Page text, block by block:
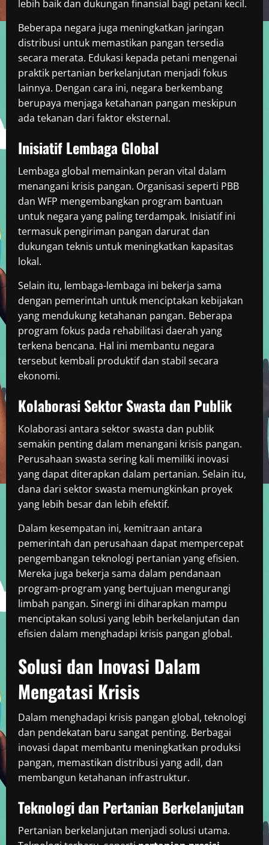
lebih baik dan dukungan finansial bagi petani kecil.
Beberapa negara juga meningkatkan jaringan
distribusi untuk memastikan pangan tersedia
secara merata. Edukasi kepada petani mengenai
praktik pertanian berkelanjutan menjadi fokus
lainnya. Dengan cara ini, negara berkembang
berupaya menjaga ketahanan pangan meskipun
ada tekanan dari faktor eksternal.
Inisiatif Lembaga Global
Lembaga global memainkan peran vital dalam
menangani krisis pangan. Organisasi seperti PBB
dan WFP mengembangkan program bantuan
untuk negara yang paling terdampak. Inisiatif ini
termasuk pengiriman pangan darurat dan
dukungan teknis untuk meningkatkan kapasitas
lokal.
Selain itu, lembaga-lembaga ini bekerja sama
dengan pemerintah untuk menciptakan kebijakan
yang mendukung ketahanan pangan. Beberapa
program fokus pada rehabilitasi daerah yang
terkena bencana. Hal ini membantu negara
tersebut kembali produktif dan stabil secara
ekonomi.
Kolaborasi Sektor Swasta dan Publik
Kolaborasi antara sektor swasta dan publik
semakin penting dalam menangani krisis pangan.
Perusahaan swasta sering kali memiliki inovasi
yang dapat diterapkan dalam pertanian. Selain itu,
dana dari sektor swasta memungkinkan proyek
yang lebih besar dan lebih efektif.
Dalam kesempatan ini, kemitraan antara
pemerintah dan perusahaan dapat mempercepat
pengembangan teknologi pertanian yang efisien.
Mereka juga bekerja sama dalam pendanaan
program-program yang bertujuan mengurangi
limbah pangan. Sinergi ini diharapkan mampu
menciptakan solusi yang lebih berkelanjutan dan
efisien dalam menghadapi krisis pangan global.
Solusi dan Inovasi Dalam
Mengatasi Krisis
Dalam menghadapi krisis pangan global, teknologi
dan pendekatan baru sangat penting. Berbagai
inovasi dapat membantu meningkatkan produksi
pangan, memastikan distribusi yang adil, dan
membangun ketahanan infrastruktur.
Teknologi dan Pertanian Berkelanjutan
Pertanian berkelanjutan menjadi solusi utama.